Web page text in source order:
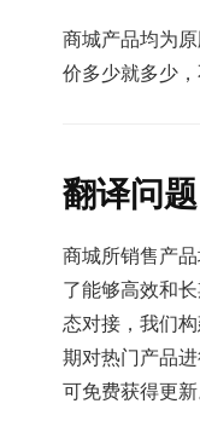
商城产品均为
价多少就多少，
翻译问题
商城所销售产
了能够高效和
态对接，我们
期对热门产品
可免费获得更新